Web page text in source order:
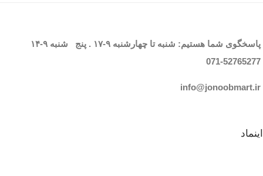
پاسخگوی شما هستیم: شنبه تا چهارشنبه ۹-۱۷ . پنج شنبه ۹-۱۴
071-52765277
info@jonoobmart.ir
اینماد